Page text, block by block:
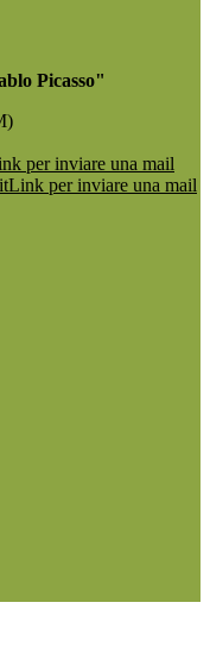
Picasso"
per inviare una mail
Link per inviare una mail